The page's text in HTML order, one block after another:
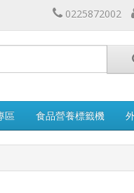
0225872002
區 食品營養標籤機